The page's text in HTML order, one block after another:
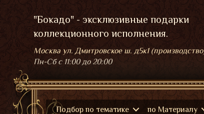
"Бокадо" - эксклюзивные подарки
коллекционного исполнения.
Москва ул. Дмитровское ш. д5к1
Пн-Сбс 11:00 до 20:00
Подбор по тематике по Материалу